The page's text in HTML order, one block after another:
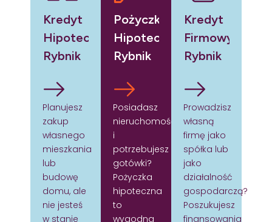
Kredyt
Hipoteczny
Rybnik
Planujesz
zakup
własnego
mieszkania
lub
budowę
domu, ale
nie jesteś
w stanie
Pożyczka
Hipoteczna
Rybnik
Posiadasz
nieruchomość
i
potrzebujesz
gotówki?
Pożyczka
hipoteczna
to
wygodna
Kredyt
Firmowy
Rybnik
Prowadzisz
własną
firmę jako
spółka lub
jako
działalność
gospodarczą?
Poszukujesz
finansowania